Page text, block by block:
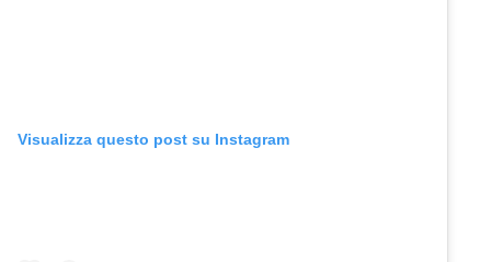
Visualizza questo post su Instagram